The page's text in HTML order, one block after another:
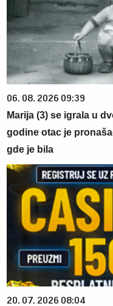
06. 08. 2026 09:39
Marija (3) se igrala u
godine otac je
gde je bila
20. 07. 2026 08:04